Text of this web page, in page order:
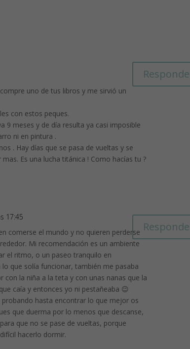
uno de tus libros y me sirvió un
con estos peques.
9 meses y de día resulta ya casi imposible
ni en pintura .
. Hay días que se pasa de vueltas y se
Es una lucha titánica ! Como hacías tu ?
17:45
comerse el mundo y no quieren perderse
Mi recomendación es un ambiente
el ritmo, o un paseo tranquilo en
que solía funcionar, también me pasaba
con la niña a la teta y con unas nanas que la
caía y entonces yo ni pestañeaba 😉
probando hasta encontrar lo que mejor os
que duerma por lo menos que descanse,
que no se pase de vueltas, porque
hacerlo dormir.